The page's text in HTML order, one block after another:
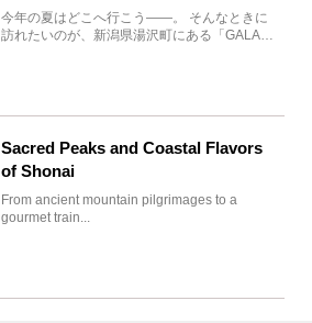
生まれ変わる
今年の夏はどこへ行こう――。 そんなときに
訪れたいのが、新潟県湯沢町にある「GALA湯
Sacred Peaks and Coastal Flavors
of Shonai
From ancient mountain pilgrimages to a
gourmet train...